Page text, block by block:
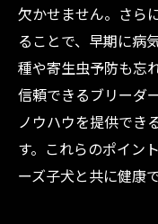
欠かせません。さら
ることで、早期に病
種や寄生虫予防も忘
信頼できるブリーダ
ノウハウを提供でき
す。これらのポイン
ーズ子犬と共に健康